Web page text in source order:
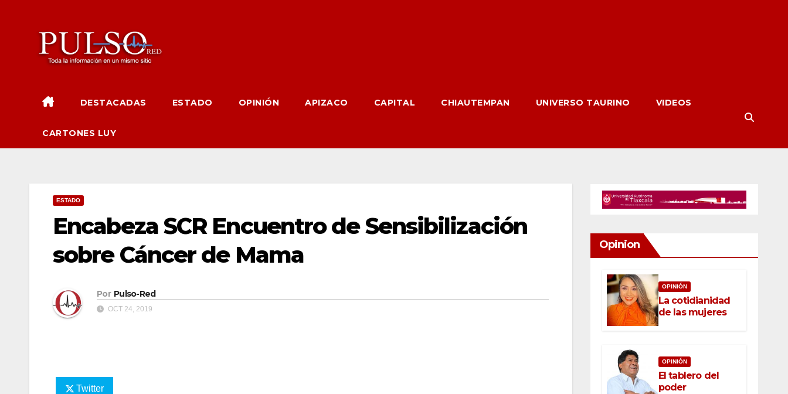
DESTACADAS ESTADO OPINIÓN APIZACO CAPITAL CHIAUTEMPAN UNIVERSO TAURINO VIDEOS
CARTONES LUY
ESTADO
Encabeza SCR Encuentro de Sensibilización
sobre Cáncer de Mama
Por Pulso-Red
OCT 24, 2019
Twitter
Opinion
OPINIÓN
La cotidianidad
de las mujeres
OPINIÓN
El tablero del
poder